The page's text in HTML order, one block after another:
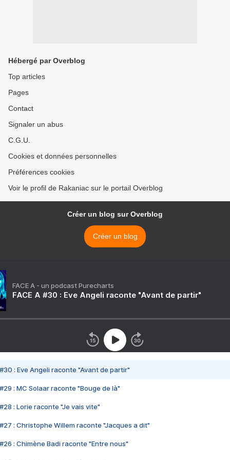
Hébergé par Overblog
Top articles
Pages
Contact
Signaler un abus
C.G.U.
Cookies et données personnelles
Préférences cookies
Voir le profil de Rakaniac sur le portail Overblog
Créer un blog sur Overblog
Créer un blog
FACE A - un podcast Purecharts
FACE A #30 : Eve Angeli raconte "Avant de partir"
#30 : Eve Angeli raconte "Avant de partir"
#29 : MC Solaar raconte "Bouge de là"
#28 : Lorie raconte "Je vais vite"
#27 : Christophe Willem raconte "Jacques a dit"
#26 : Chimène Badi raconte "Entre nous"